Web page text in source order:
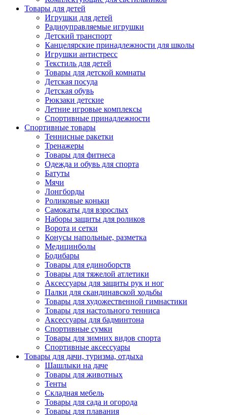
Товары для детей
Игрушки для детей
Радиоуправляемые игрушки
Детский транспорт
Канцелярские принадлежности для школы
Игрушки антистресс
Текстиль для детей
Товары для детской комнаты
Детская посуда
Детская обувь
Рюкзаки детские
Летние игровые комплексы
Спортивные принадлежности
Спортивные товары
Теннисные ракетки
Тренажеры
Товары для фитнеса
Одежда и обувь для спорта
Батуты
Мячи
Лонгборды
Роликовые коньки
Самокаты для взрослых
Наборы защиты для роликов
Ворота и сетки
Конусы напольные, разметка
Медицинболы
Бодибары
Товары для единоборств
Товары для тяжелой атлетики
Аксессуары для защиты рук и ног
Палки для скандинавской ходьбы
Товары для художественной гимнастики
Товары для настольного тенниса
Аксессуары для бадминтона
Спортивные сумки
Товары для зимних видов спорта
Спортивные аксессуары
Товары для дачи, туризма, отдыха
Шашлыки на даче
Товары для животных
Тенты
Складная мебель
Товары для сада и огорода
Товары для плавания